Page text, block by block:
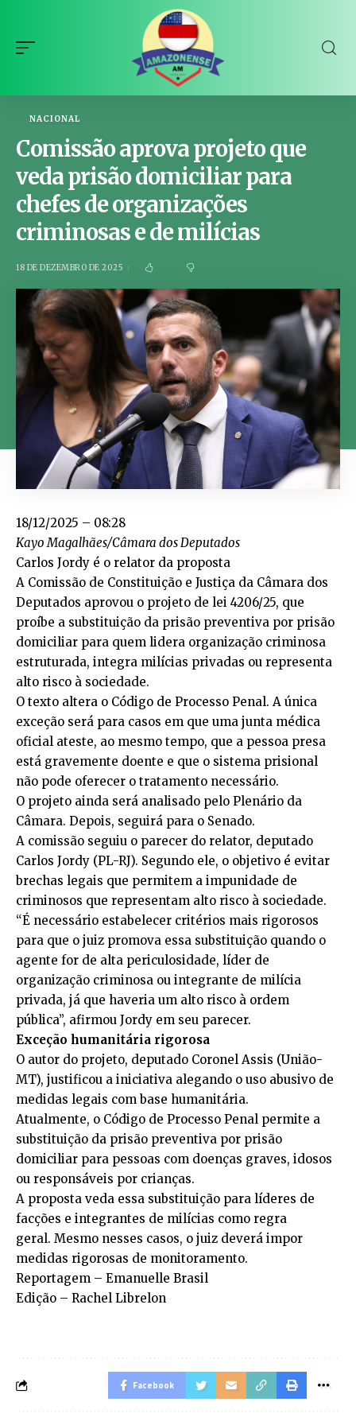
NACIONAL
Comissão aprova projeto que
veda prisão domiciliar para
chefes de organizações
criminosas e de milícias
18 DE DEZEMBRO DE 2025
18/12/2025 – 08:28
Kayo Magalhães/Câmara dos Deputados
Carlos Jordy é o relator da proposta
A Comissão de Constituição e Justiça da Câmara dos
Deputados aprovou o projeto de lei 4206/25, que
proíbe a substituição da prisão preventiva por prisão
domiciliar para quem lidera organização criminosa
estruturada, integra milícias privadas ou representa
alto risco à sociedade.
O texto altera o Código de Processo Penal. A única
exceção será para casos em que uma junta médica
oficial ateste, ao mesmo tempo, que a pessoa presa
está gravemente doente e que o sistema prisional
não pode oferecer o tratamento necessário.
O projeto ainda será analisado pelo Plenário da
Câmara. Depois, seguirá para o Senado.
A comissão seguiu o parecer do relator, deputado
Carlos Jordy (PL-RJ). Segundo ele, o objetivo é evitar
brechas legais que permitem a impunidade de
criminosos que representam alto risco à sociedade.
“É necessário estabelecer critérios mais rigorosos
para que o juiz promova essa substituição quando o
agente for de alta periculosidade, líder de
organização criminosa ou integrante de milícia
privada, já que haveria um alto risco à ordem
pública”, afirmou Jordy em seu parecer.
Exceção humanitária rigorosa
O autor do projeto, deputado Coronel Assis (União-
MT), justificou a iniciativa alegando o uso abusivo de
medidas legais com base humanitária.
Atualmente, o Código de Processo Penal permite a
substituição da prisão preventiva por prisão
domiciliar para pessoas com doenças graves, idosos
ou responsáveis por crianças.
A proposta veda essa substituição para líderes de
facções e integrantes de milícias como regra
geral. Mesmo nesses casos, o juiz deverá impor
medidas rigorosas de monitoramento.
Reportagem – Emanuelle Brasil
Edição – Rachel Librelon
Facebook